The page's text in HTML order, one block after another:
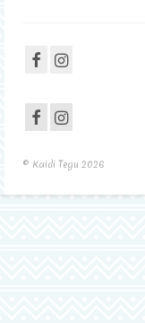
© Kaidi Tegu 2026